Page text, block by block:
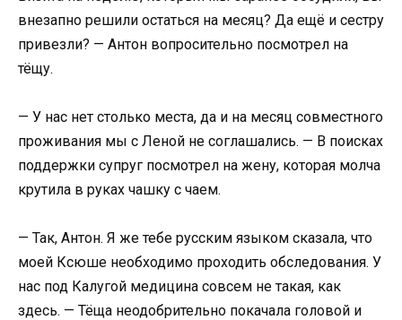
внезапно решили остаться на месяц? Да ещё и сестру
привезли? — Антон вопросительно посмотрел на
тёщу.
— У нас нет столько места, да и на месяц совместного
проживания мы с Леной не соглашались. — В поисках
поддержки супруг посмотрел на жену, которая молча
крутила в руках чашку с чаем.
— Так, Антон. Я же тебе русским языком сказала, что
моей Ксюше необходимо проходить обследования. У
нас под Калугой медицина совсем не такая, как
здесь. — Тёща неодобрительно покачала головой и